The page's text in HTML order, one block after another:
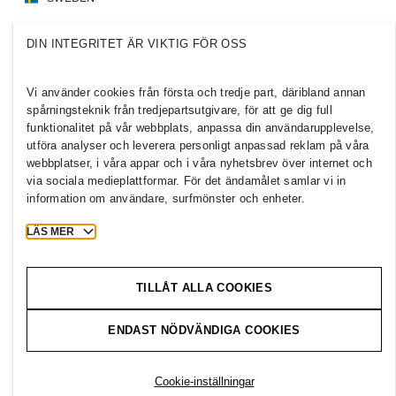
2026 H & M Hennes and Mauritz AB.
Thejourneystartsher
DIN INTEGRITET ÄR VIKTIG FÖR OSS
Vi använder cookies från första och tredje part, däribland annan
spårningsteknik från tredjepartsutgivare, för att ge dig full
funktionalitet på vår webbplats, anpassa din användarupplevelse,
utföra analyser och leverera personligt anpassad reklam på våra
webbplatser, i våra appar och i våra nyhetsbrev över internet och
via sociala medieplattformar. För det ändamålet samlar vi in
information om användare, surfmönster och enheter.
LÄS MER
TILLÅT ALLA COOKIES
ENDAST NÖDVÄNDIGA COOKIES
Cookie-inställningar